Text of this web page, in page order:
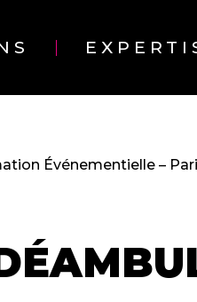
Événementielle –